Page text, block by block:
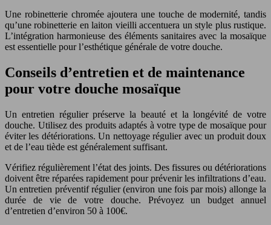
Une robinetterie chromée ajoutera une touche de modernité, tandis
qu’une robinetterie en laiton vieilli accentuera un style plus rustique.
L’intégration harmonieuse des éléments sanitaires avec la mosaïque
est essentielle pour l’esthétique générale de votre douche.
Conseils d’entretien et de maintenance
pour votre douche mosaïque
Un entretien régulier préserve la beauté et la longévité de votre
douche. Utilisez des produits adaptés à votre type de mosaïque pour
éviter les détériorations. Un nettoyage régulier avec un produit doux
et de l’eau tiède est généralement suffisant.
Vérifiez régulièrement l’état des joints. Des fissures ou détériorations
doivent être réparées rapidement pour prévenir les infiltrations d’eau.
Un entretien préventif régulier (environ une fois par mois) allonge la
durée de vie de votre douche. Prévoyez un budget annuel
d’entretien d’environ 50 à 100€.